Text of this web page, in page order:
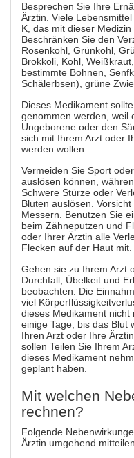
Besprechen Sie Ihre
Ärztin. Viele
K, das mit dieser
Beschränken Sie den
Rosenkohl, Grünkohl,
Brokkoli, Kohl,
bestimmte Bohnen,
Schälerbsen), grüne
Dieses Medikament
genommen werden, weil
Ungeborene oder den
sich mit Ihrem Arzt oder
werden wollen.
Vermeiden Sie Sport
auslösen können,
Schwere Stürze oder
Bluten auslösen.
Messern. Benutzen Sie
beim Zähneputzen und
oder Ihrer Ärztin alle
Flecken auf der Haut mit.
Gehen sie zu Ihrem Arzt
Durchfall, Übelkeit und
beobachten. Die
viel
dieses Medikament
einige Tage, bis das Blut
Ihren Arzt oder Ihre
sollen Teilen Sie Ihrem
dieses Medikament
geplant haben.
Mit welchen
rechnen?
Folgende
Ärztin umgehend